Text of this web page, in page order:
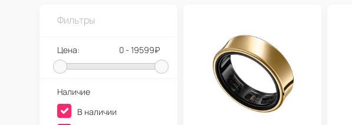
Фильтры
Цена: 0 - 19599₽
Наличие
В наличии